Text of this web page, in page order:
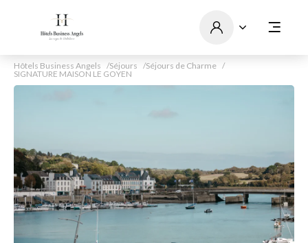
Hôtels Business Angels Séjours
Séjours de Charme
SIGNATURE MAISON LE GOYEN